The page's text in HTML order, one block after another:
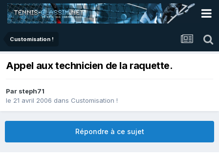
Customisation !
Appel aux technicien de la raquette.
Par steph71
le 21 avril 2006 dans Customisation !
Répondre à ce sujet